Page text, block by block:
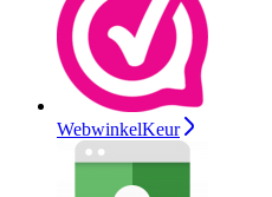
WebwinkelKeur